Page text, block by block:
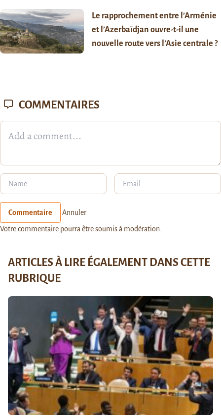
Le rapprochement entre l’Arménie
et l’Azerbaïdjan ouvre-t-il une
nouvelle route vers l’Asie centrale ?
COMMENTAIRES
Commentaire Annuler
Votre commentaire pourra être soumis à modération.
ARTICLES À LIRE ÉGALEMENT DANS CETTE
RUBRIQUE